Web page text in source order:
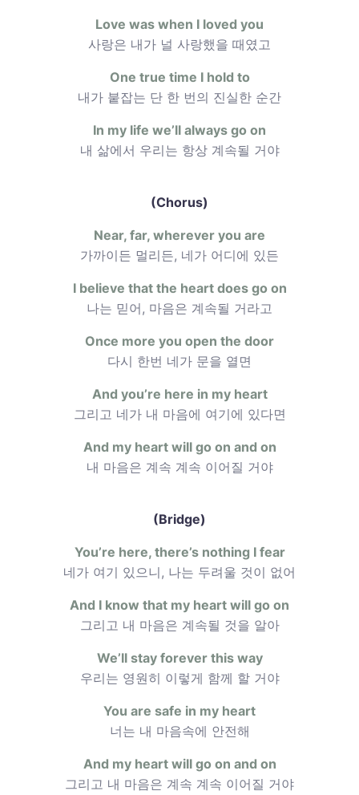
Love was when I loved you
사랑은 내가 널 사랑했을 때였고
One true time I hold to
내가 붙잡는 단 한 번의 진실한 순간
In my life we’ll always go on
내 삶에서 우리는 항상 계속될 거야
(Chorus)
Near, far, wherever you are
가까이든 멀리든, 네가 어디에 있든
I believe that the heart does go on
나는 믿어, 마음은 계속될 거라고
Once more you open the door
다시 한번 네가 문을 열면
And you’re here in my heart
그리고 네가 내 마음에 여기에 있다면
And my heart will go on and on
내 마음은 계속 계속 이어질 거야
(Bridge)
You’re here, there’s nothing I fear
네가 여기 있으니, 나는 두려울 것이 없어
And I know that my heart will go on
그리고 내 마음은 계속될 것을 알아
We’ll stay forever this way
우리는 영원히 이렇게 함께 할 거야
You are safe in my heart
너는 내 마음속에 안전해
And my heart will go on and on
그리고 내 마음은 계속 계속 이어질 거야